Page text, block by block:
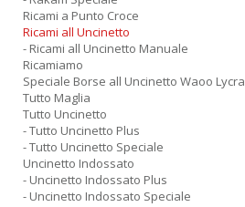
Ricami a Punto Croce
Ricami all Uncinetto
- Ricami all Uncinetto Manuale
Ricamiamo
Speciale Borse all Uncinetto Waoo Lycra
Tutto Maglia
Tutto Uncinetto
- Tutto Uncinetto Plus
- Tutto Uncinetto Speciale
Uncinetto Indossato
- Uncinetto Indossato Plus
- Uncinetto Indossato Speciale